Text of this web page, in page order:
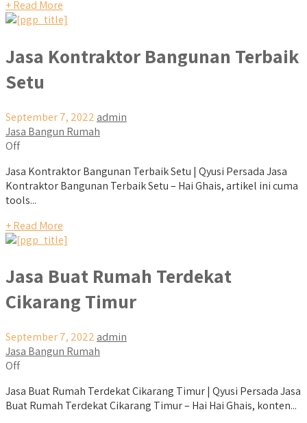
+ Read More
Jasa Kontraktor Bangunan Terbaik
Setu
September 7, 2022 admin
Jasa Bangun Rumah
Off
Jasa Kontraktor Bangunan Terbaik Setu | Qyusi Persada Jasa
Kontraktor Bangunan Terbaik Setu – Hai Ghais, artikel ini cuma
tools...
+ Read More
Jasa Buat Rumah Terdekat
Cikarang Timur
September 7, 2022 admin
Jasa Bangun Rumah
Off
Jasa Buat Rumah Terdekat Cikarang Timur | Qyusi Persada Jasa
Buat Rumah Terdekat Cikarang Timur – Hai Hai Ghais, konten...